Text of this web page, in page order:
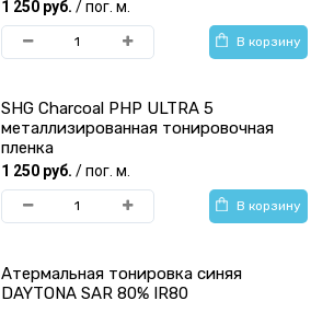
1 250 руб. / пог. м.
В корзину
SHG Charcoal PHP ULTRA 5
металлизированная тонировочная
пленка
1 250 руб. / пог. м.
В корзину
Атермальная тонировка синяя
DAYTONA SAR 80% IR80